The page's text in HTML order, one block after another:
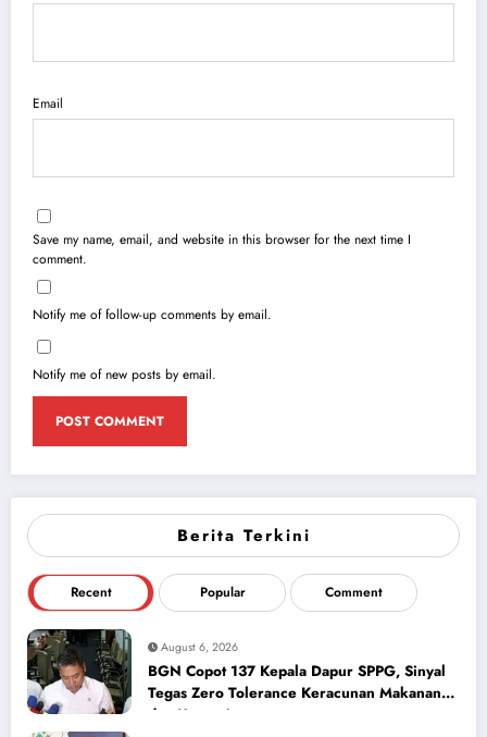
Berita Terkini
Recent Popular Comment
August 6, 2026
BGN Copot 137 Kepala Dapur SPPG, Sinyal
Tegas Zero Tolerance Keracunan Makanan
dan Korupsi
Email
Save my name, email, and website in this browser for the next time I
comment.
Notify me of follow-up comments by email.
Notify me of new posts by email.